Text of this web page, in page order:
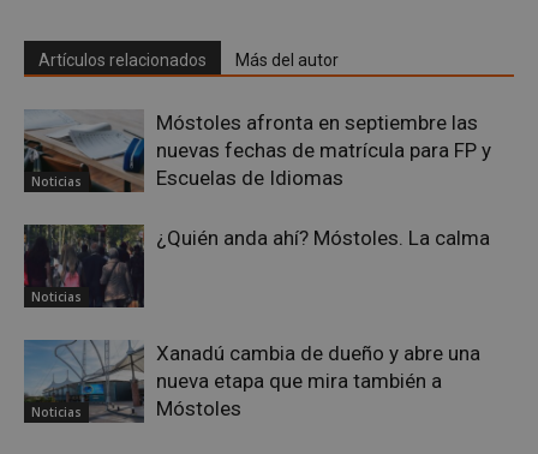
Artículos relacionados Más del autor
Noticias
Móstoles afronta en septiembre las
nuevas fechas de matrícula para FP y
Escuelas de Idiomas
Noticias
¿Quién anda ahí? Móstoles. La calma
Noticias
Xanadú cambia de dueño y abre una
nueva etapa que mira también a
Móstoles
__cf_bm
Cloudflare Inc.
.x.com
56
CookieScriptConsent